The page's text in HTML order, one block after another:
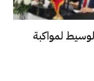
لمواكبة